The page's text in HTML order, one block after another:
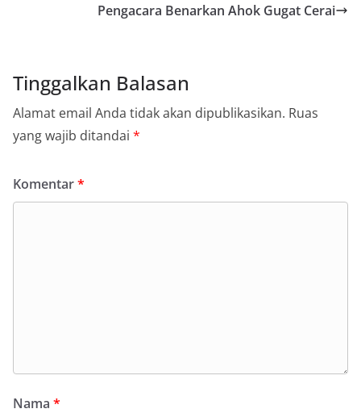
Pengacara Benarkan Ahok Gugat Cerai
Tinggalkan Balasan
Alamat email Anda tidak akan dipublikasikan. Ruas
yang wajib ditandai *
Komentar*
Nama *